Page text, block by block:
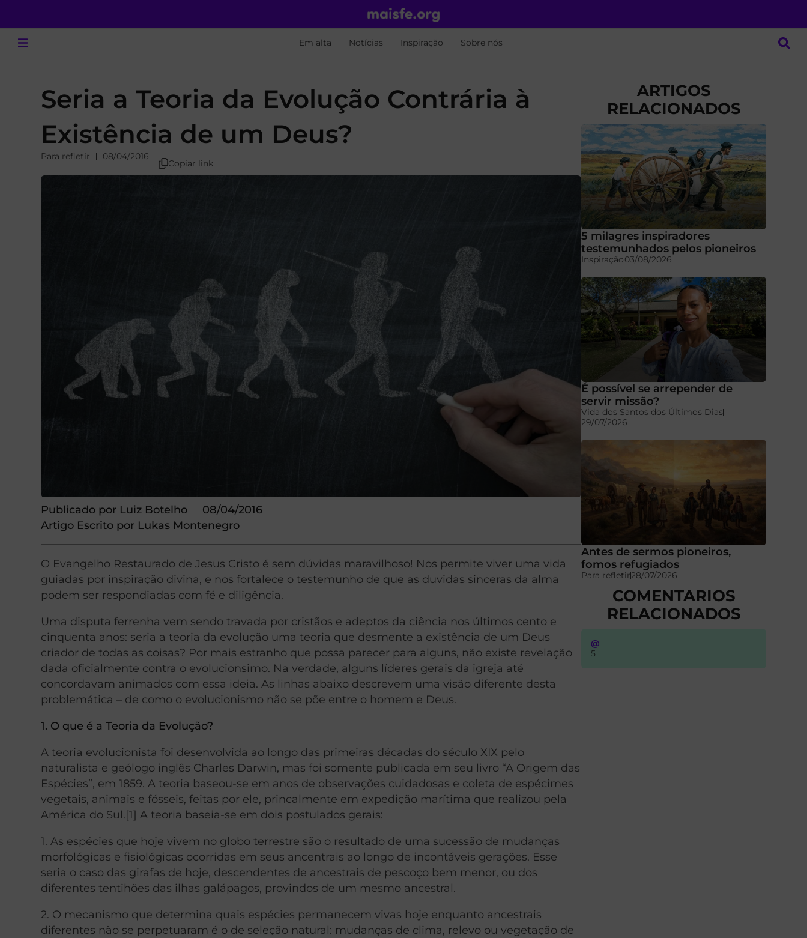
Em alta Notícias Inspiração Sobre nós
Seria a Teoria da Evolução Contrária à
Existência de um Deus?
Para refletir 08/04/2016
Copiar link
Publicado por Luiz Botelho
08/04/2016
Artigo Escrito por Lukas Montenegro
O Evangelho Restaurado de Jesus Cristo é sem dúvidas maravilhoso! Nos permite viver uma vida
guiadas por inspiração divina, e nos fortalece o testemunho de que as duvidas sinceras da alma
podem ser respondiadas com fé e diligência.
Uma disputa ferrenha vem sendo travada por cristãos e adeptos da ciência nos últimos cento e
cinquenta anos: seria a teoria da evolução uma teoria que desmente a existência de um Deus
criador de todas as coisas? Por mais estranho que possa parecer para alguns, não existe revelação
dada oficialmente contra o evolucionsimo. Na verdade, alguns líderes gerais da igreja até
concordavam animados com essa ideia. As linhas abaixo descrevem uma visão diferente desta
problemática – de como o evolucionismo não se põe entre o homem e Deus.
1. O que é a Teoria da Evolução?
A teoria evolucionista foi desenvolvida ao longo das primeiras décadas do século XIX pelo
naturalista e geólogo inglês Charles Darwin, mas foi somente publicada em seu livro “A Origem das
Espécies”, em 1859. A teoria baseou-se em anos de observações cuidadosas e coleta de espécimes
vegetais, animais e fósseis, feitas por ele, princalmente em expedição marítima que realizou pela
América do Sul.[1] A teoria baseia-se em dois postulados gerais:
1. As espécies que hoje vivem no globo terrestre são o resultado de uma sucessão de mudanças
morfológicas e fisiológicas ocorridas em seus ancentrais ao longo de incontáveis gerações. Esse
seria o caso das girafas de hoje, descendentes de ancestrais de pescoço bem menor, ou dos
diferentes tentihões das ilhas galápagos, provindos de um mesmo ancestral.
2. O mecanismo que determina quais espécies permanecem vivas hoje enquanto ancestrais
diferentes não se perpetuaram é o de seleção natural: mudanças de clima, relevo ou vegetação de
ARTIGOS
RELACIONADOS
5 milagres inspiradores
testemunhados pelos pioneiros
Inspiração03/08/2026
É possível se arrepender de
servir missão?
Vida dos Santos dos Últimos Dias
29/07/2026
Antes de sermos pioneiros,
fomos refugiados
Para refletir28/07/2026
COMENTARIOS
RELACIONADOS
@
5